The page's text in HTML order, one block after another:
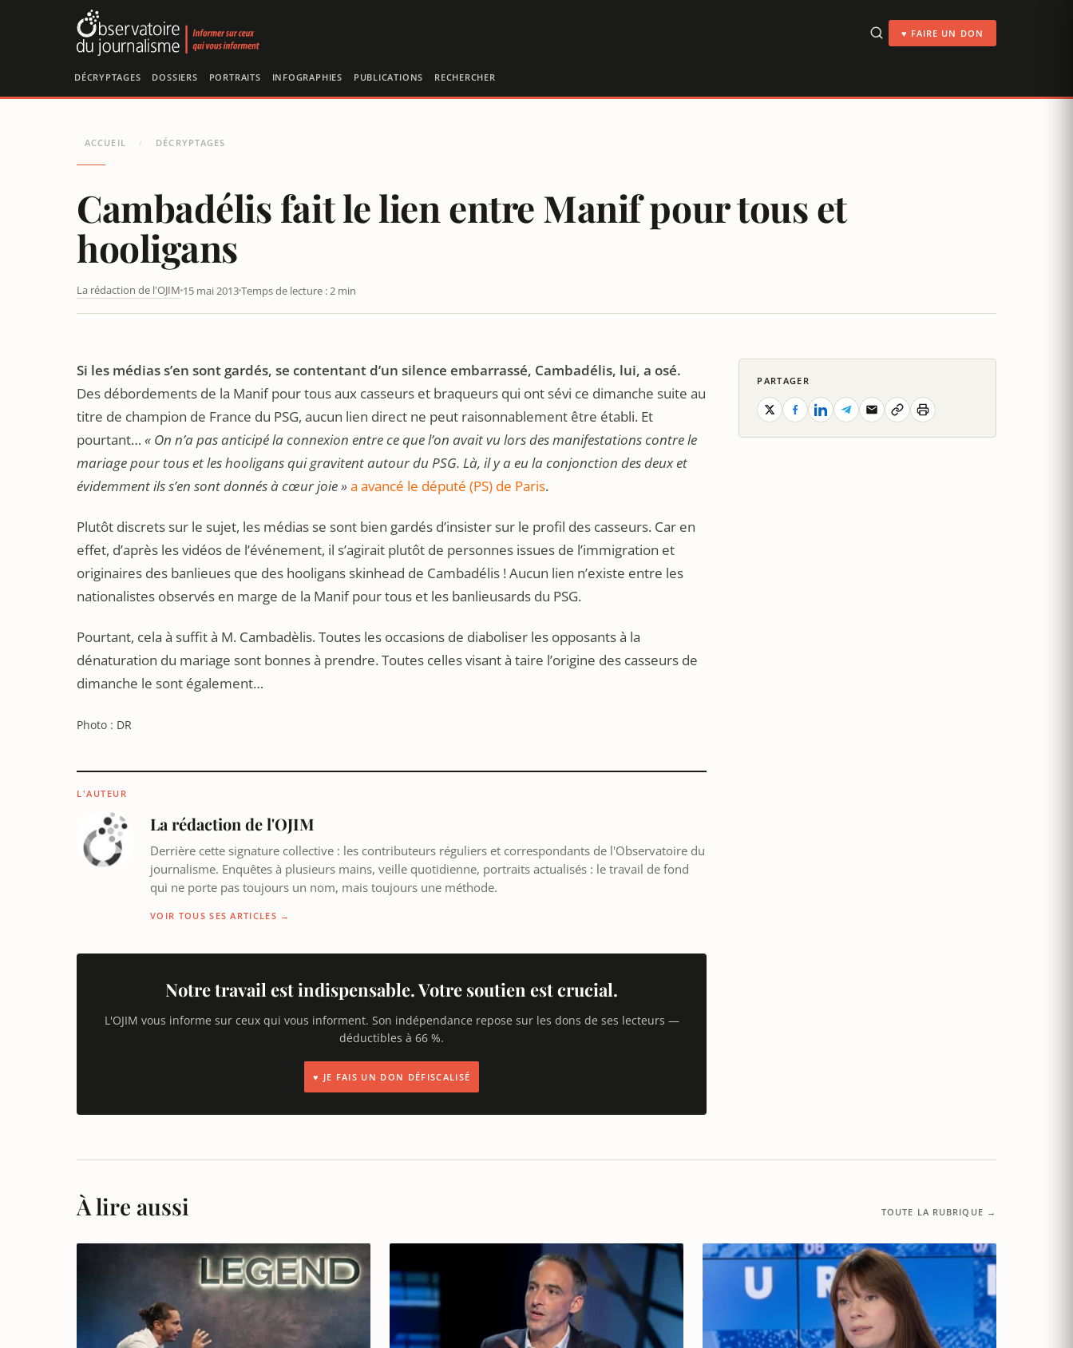
♥ FAIRE UN DON
DÉCRYPTAGES DOSSIERS PORTRAITS INFOGRAPHIES PUBLICATIONS RECHERCHER
ACCUEIL / DÉCRYPTAGES
Cambadélis fait le lien entre Manif pour tous et
hooligans
La rédaction de l'OJIM 15 mai 2013Temps de lecture : 2 min
CAMBADÉLIS FAIT LE LIEN ENTRE MANIF POUR TOUS ET HOOLIGANS
Si les médias s’en sont gardés, se contentant d’un silence embarrassé, Cambadélis, lui, a osé.
Des débordements de la Manif pour tous aux casseurs et braqueurs qui ont sévi ce dimanche suite au
titre de champion de France du PSG, aucun lien direct ne peut raisonnablement être établi. Et
pourtant… « On n’a pas anticipé la connexion entre ce que l’on avait vu lors des manifestations contre le
mariage pour tous et les hooligans qui gravitent autour du PSG. Là, il y a eu la conjonction des deux et
évidemment ils s’en sont donnés à cœur joie »a avancé le député (PS) de Paris.
Plutôt discrets sur le sujet, les médias se sont bien gardés d’insister sur le profil des casseurs. Car en
effet, d’après les vidéos de l’événement, il s’agirait plutôt de personnes issues de l’immigration et
originaires des banlieues que des hooligans skinhead de Cambadélis ! Aucun lien n’existe entre les
nationalistes observés en marge de la Manif pour tous et les banlieusards du PSG.
Pourtant, cela à suffit à M. Cambadèlis. Toutes les occasions de diaboliser les opposants à la
dénaturation du mariage sont bonnes à prendre. Toutes celles visant à taire l’origine des casseurs de
dimanche le sont également…
Photo : DR
L'AUTEUR
La rédaction de l'OJIM
Derrière cette signature collective : les contributeurs réguliers et correspondants de l'Observatoire du
journalisme. Enquêtes à plusieurs mains, veille quotidienne, portraits actualisés : le travail de fond
qui ne porte pas toujours un nom, mais toujours une méthode.
VOIR TOUS SES ARTICLES →
Notre travail est indispensable. Votre soutien est crucial.
L'OJIM vous informe sur ceux qui vous informent. Son indépendance repose sur les dons de ses lecteurs —
déductibles à 66 %.
♥ JE FAIS UN DON DÉFISCALISÉ
PARTAGER
À lire aussi TOUTE LA RUBRIQUE →
Panneau de gestion des cookies